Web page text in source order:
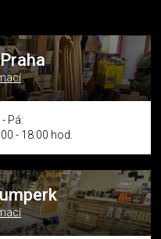
Pá:
- 18:00 hod.